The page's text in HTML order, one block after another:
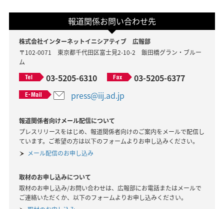
報道関係お問い合わせ先
株式会社インターネットイニシアティブ 広報部
〒102-0071 東京都千代田区富士見2-10-2 飯田橋グラン・ブルー
ム
03-5205-6310
03-5205-6377
press@iij.ad.jp
報道関係者向けメール配信について
プレスリリースをはじめ、報道関係者向けのご案内をメールで配信し
ています。ご希望の方は以下のフォームよりお申し込みください。
メール配信のお申し込み
取材のお申し込みについて
取材のお申し込み/お問い合わせは、広報部にお電話またはメールで
ご連絡いただくか、以下のフォームよりお申し込みください。